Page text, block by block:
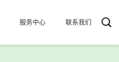
服务中心 联系我们